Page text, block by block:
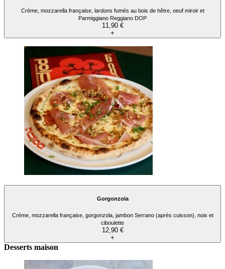
Crème, mozzarella française, lardons fumés au bois de hêtre, oeuf miroir et
Parmiggiano Reggiano DOP
11,90 €
+
Gorgonzola
Crème, mozzarella française, gorgonzola, jambon Serrano (après cuisson), noix et
ciboulette
12,90 €
+
Desserts maison